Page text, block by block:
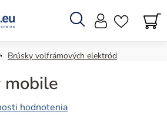
Hľadať
Brúsky volfrámových elektród
mobile
hodnotenia